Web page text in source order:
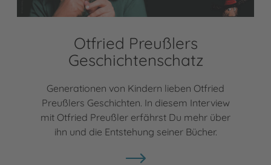
Otfried Preußlers
Geschichtenschatz
Generationen von Kindern lieben Otfried
Preußlers Geschichten. In diesem Interview
mit Otfried Preußler erfährst Du mehr über
ihn und die Entstehung seiner Bücher.